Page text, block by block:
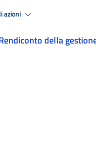
azioni
della